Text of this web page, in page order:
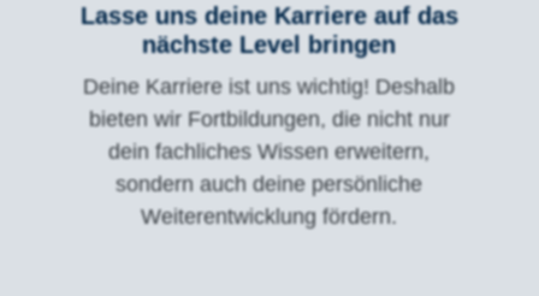
Lasse uns deine Karriere auf das
nächste Level bringen
Deine Karriere ist uns wichtig! Deshalb
bieten wir Fortbildungen, die nicht nur
dein fachliches Wissen erweitern,
sondern auch deine persönliche
Weiterentwicklung fördern.